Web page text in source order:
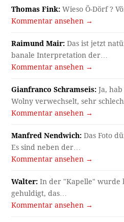
Thomas Fink: Wieso Ö-Dörf ?
Kommentar ansehen →
Raimund Mair: Das ist jetzt
banale Interpretation der…
Kommentar ansehen →
Gianfranco Schramseis: Ja,
Wolny verwechselt, sehr
Kommentar ansehen →
Manfred Nendwich: Das Foto
Es sind neben der…
Kommentar ansehen →
Walter: In der "Kapelle" wurde
gehuldigt, das…
Kommentar ansehen →